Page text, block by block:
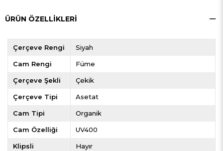
ÜRÜN ÖZELLIKLERI
Çerçeve Rengi Siyah
Cam Rengi Füme
Çerçeve Şekli Çekik
Çerçeve Tipi Asetat
Cam Tipi Organik
Cam Özelliği UV400
Klipsli Hayır